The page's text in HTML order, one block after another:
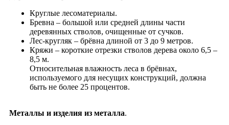
Круглые лесоматериалы.
Бревна – большой или средней длины части
деревянных стволов, очищенные от сучков.
Лес-кругляк – брёвна длиной от 3 до 9 метров.
Кряжи – короткие отрезки cтволов дерева около 6,5 –
8,5 м.
Относительная влажность леса в брёвнах,
используемого для несущих конструкций, должна
быть не более 25 процентов.
Металлы и изделия из металла.